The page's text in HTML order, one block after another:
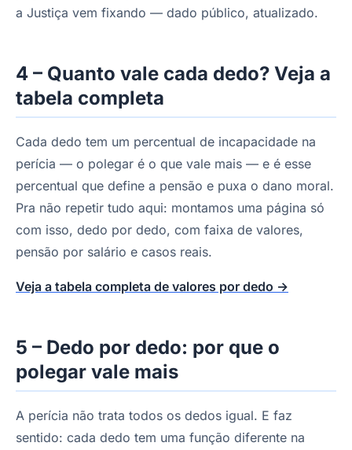
a Justiça vem fixando — dado público, atualizado.
4 – Quanto vale cada dedo? Veja a
tabela completa
Cada dedo tem um percentual de incapacidade na
perícia — o polegar é o que vale mais — e é esse
percentual que define a pensão e puxa o dano moral.
Pra não repetir tudo aqui: montamos uma página só
com isso, dedo por dedo, com faixa de valores,
pensão por salário e casos reais.
Veja a tabela completa de valores por dedo →
5 – Dedo por dedo: por que o
polegar vale mais
A perícia não trata todos os dedos igual. E faz
sentido: cada dedo tem uma função diferente na